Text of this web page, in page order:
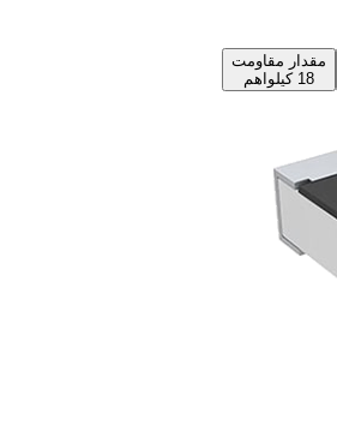
مقدار مقاومت
18 کیلواهم